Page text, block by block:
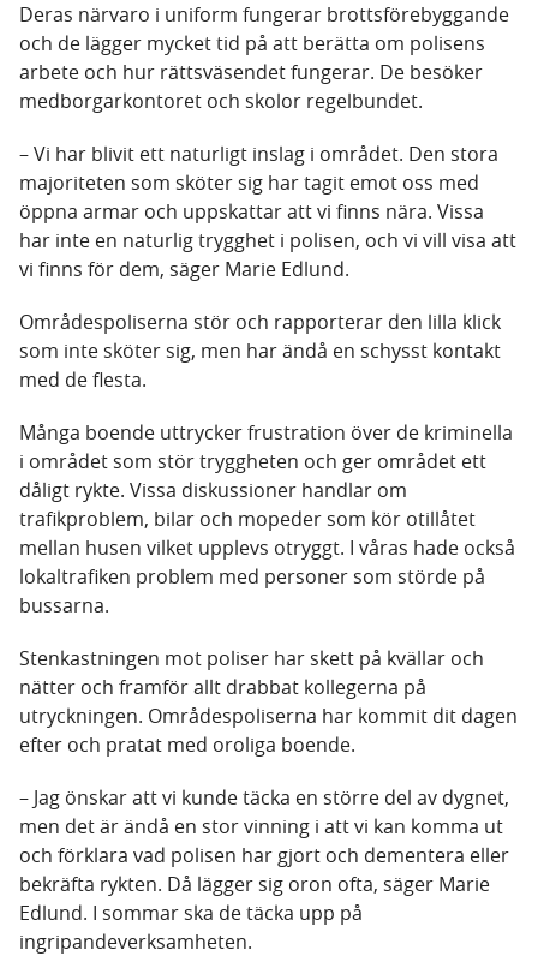
Deras närvaro i uniform fungerar brottsförebyggande
och de lägger mycket tid på att berätta om polisens
arbete och hur rättsväsendet fungerar. De besöker
medborgarkontoret och skolor regelbundet.
– Vi har blivit ett naturligt inslag i området. Den stora
majoriteten som sköter sig har tagit emot oss med
öppna armar och uppskattar att vi finns nära. Vissa
har inte en naturlig trygghet i polisen, och vi vill visa att
vi finns för dem, säger Marie Edlund.
Områdespoliserna stör och rapporterar den lilla klick
som inte sköter sig, men har ändå en schysst kontakt
med de flesta.
Många boende uttrycker frustration över de kriminella
i området som stör tryggheten och ger området ett
dåligt rykte. Vissa diskussioner handlar om
trafikproblem, bilar och mopeder som kör otillåtet
mellan husen vilket upplevs otryggt. I våras hade också
lokaltrafiken problem med personer som störde på
bussarna.
Stenkastningen mot poliser har skett på kvällar och
nätter och framför allt drabbat kollegerna på
utryckningen. Områdespoliserna har kommit dit dagen
efter och pratat med oroliga boende.
– Jag önskar att vi kunde täcka en större del av dygnet,
men det är ändå en stor vinning i att vi kan komma ut
och förklara vad polisen har gjort och dementera eller
bekräfta rykten. Då lägger sig oron ofta, säger Marie
Edlund. I sommar ska de täcka upp på
ingripandeverksamheten.